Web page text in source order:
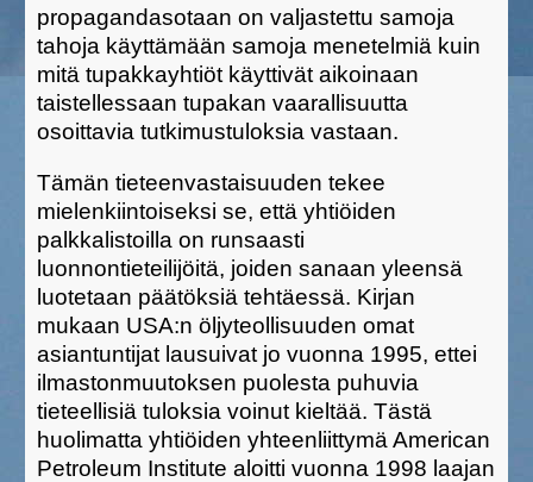
propagandasotaan on valjastettu samoja
tahoja käyttämään samoja menetelmiä kuin
mitä tupakkayhtiöt käyttivät aikoinaan
taistellessaan tupakan vaarallisuutta
osoittavia tutkimustuloksia vastaan.
Tämän tieteenvastaisuuden tekee
mielenkiintoiseksi se, että yhtiöiden
palkkalistoilla on runsaasti
luonnontieteilijöitä, joiden sanaan yleensä
luotetaan päätöksiä tehtäessä. Kirjan
mukaan USA:n öljyteollisuuden omat
asiantuntijat lausuivat jo vuonna 1995, ettei
ilmastonmuutoksen puolesta puhuvia
tieteellisiä tuloksia voinut kieltää. Tästä
huolimatta yhtiöiden yhteenliittymä American
Petroleum Institute aloitti vuonna 1998 laajan